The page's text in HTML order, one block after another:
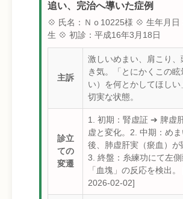
追い、完治へ導いた症例
💠 氏名：Ｎｏ10225様 💠 生年月日
生 💠 初診：平成16年3月18日
主訴
激しいめまい、肩こり、
き気。「とにかくこの眩
い）を何とかしてほしい
切実な状態。
診立
ての
変遷
1. 初期：腎虚証 ➔ 脾虚
虚と変化。2. 中期：め
後、肺虚肝実（瘀血）が
3. 終盤：糸練功にて左
「血塊」の反応を検出。
2026-02-02]